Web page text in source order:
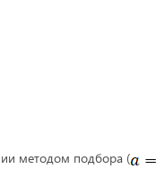
методом подбора (